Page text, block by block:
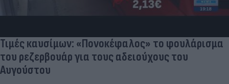
Τιμές καυσίμων: «Πονοκέφαλος» το φουλάρισμα
του ρεζερβουάρ για τους αδειούχους του
Αυγούστου